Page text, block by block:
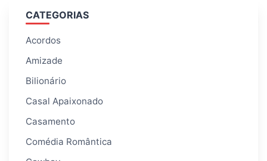
CATEGORIAS
Acordos
Amizade
Bilionário
Casal Apaixonado
Casamento
Comédia Romântica